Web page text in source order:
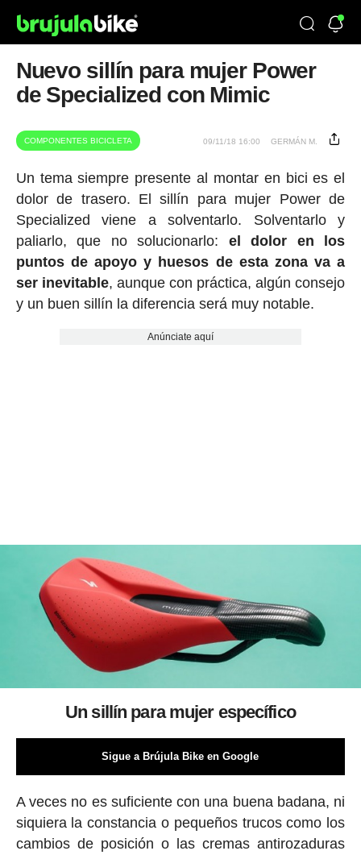
Nuevo sillín para mujer Power
de Specialized con Mimic
COMPONENTES BICICLETA 09/11/18 16:00 GERMÁN M.
Un tema siempre presente al montar en bici es el
dolor de trasero. El sillín para mujer Power de
Specialized viene a solventarlo. Solventarlo y
paliarlo, que no solucionarlo: el dolor en los
puntos de apoyo y huesos de esta zona va a
ser inevitable, aunque con práctica, algún consejo
y un buen sillín la diferencia será muy notable.
Anúnciate aquí
Un sillín para mujer específico
Sigue a Brújula Bike en Google
A veces no es suficiente con una buena badana, ni
siquiera la constancia o pequeños trucos como los
cambios de posición o las cremas antirozaduras